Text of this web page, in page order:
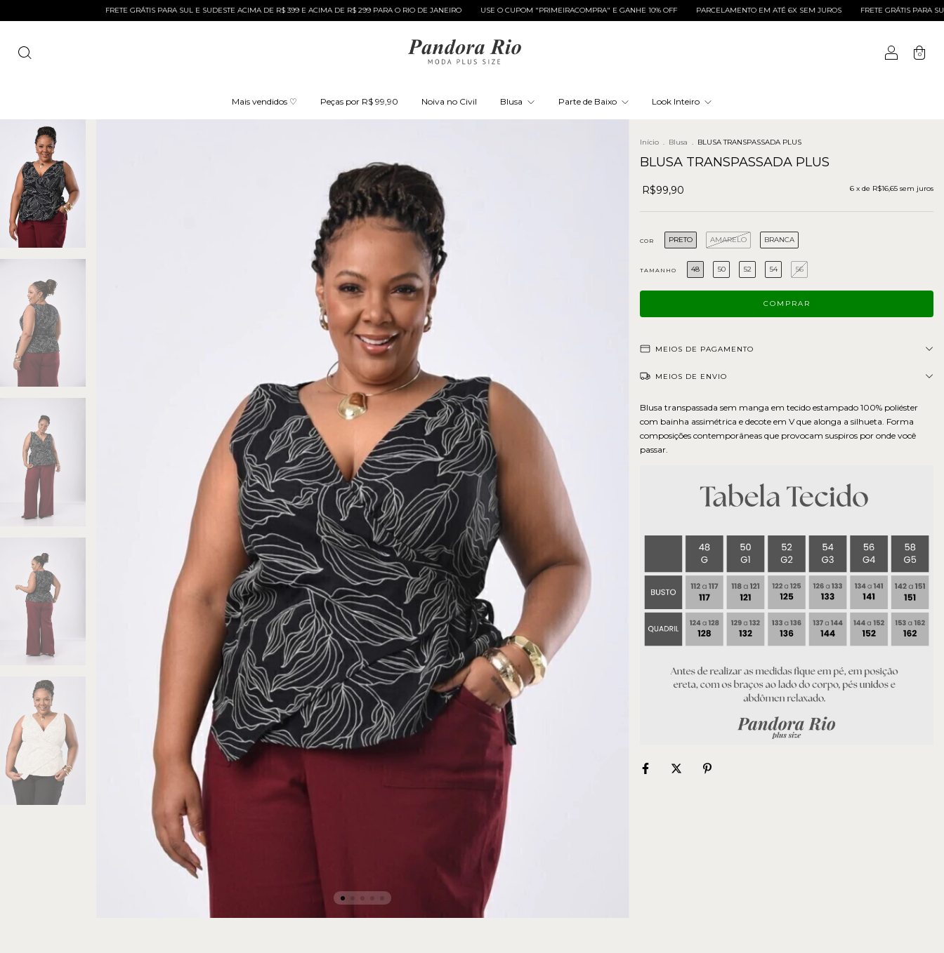
FRETE GRÁTIS PARA SUL E SUDESTE ACIMA DE R$ 399 E ACIMA DE R$ 299 PARA O RIO DE JANEIRO USE O CUPOM "PRIMEIRACOMPRA" E GANHE 10% OFF PARCELAMENTO EM ATÉ 6X SEM JUROS FRETE GRÁTIS PARA SUL E SUDESTE
0
Mais vendidos ♡ Peças por R$ 99,90 Noiva no Civil Blusa Parte de Baixo Look Inteiro
Início . Blusa . BLUSA TRANSPASSADA PLUS
BLUSA TRANSPASSADA PLUS
R$99,90 6 x de R$16,65 sem juros
COR PRETO AMARELO BRANCA
TAMANHO 48 50 52 54 56
MEIOS DE PAGAMENTO
MEIOS DE ENVIO
Blusa transpassada sem manga em tecido estampado 100% poliéster
com bainha assimétrica e decote em V que alonga a silhueta. Forma
composições contemporâneas que provocam suspiros por onde você
passar.